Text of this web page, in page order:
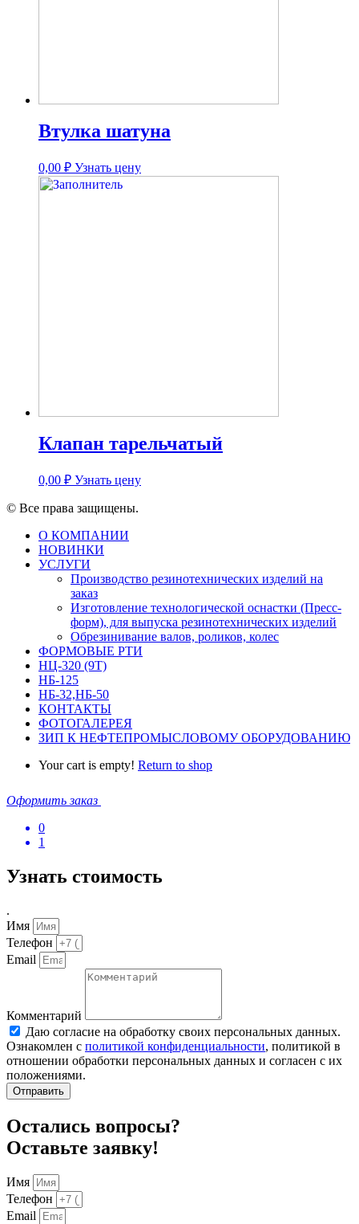
Втулка шатуна
0,00 ₽ Узнать цену
Клапан тарельчатый
0,00 ₽ Узнать цену
© Все права защищены.
О КОМПАНИИ
НОВИНКИ
УСЛУГИ
Производство резинотехнических изделий на
заказ
Изготовление технологической оснастки (Пресс-
форм), для выпуска резинотехнических изделий
Обрезинивание валов, роликов, колес
ФОРМОВЫЕ РТИ
НЦ-320 (9Т)
НБ-125
НБ-32,НБ-50
КОНТАКТЫ
ФОТОГАЛЕРЕЯ
ЗИП К НЕФТЕПРОМЫСЛОВОМУ ОБОРУДОВАНИЮ
Your cart is empty! Return to shop
Оформить заказ
0
1
Узнать стоимость
.
Имя
Телефон
Email
Комментарий
Даю согласие на обработку своих персональных данных.
Ознакомлен с политикой конфиденциальности, политикой в
отношении обработки персональных данных и согласен с их
положениями.
Отправить
Остались вопросы?
Оставьте заявку!
Имя
Телефон
Email